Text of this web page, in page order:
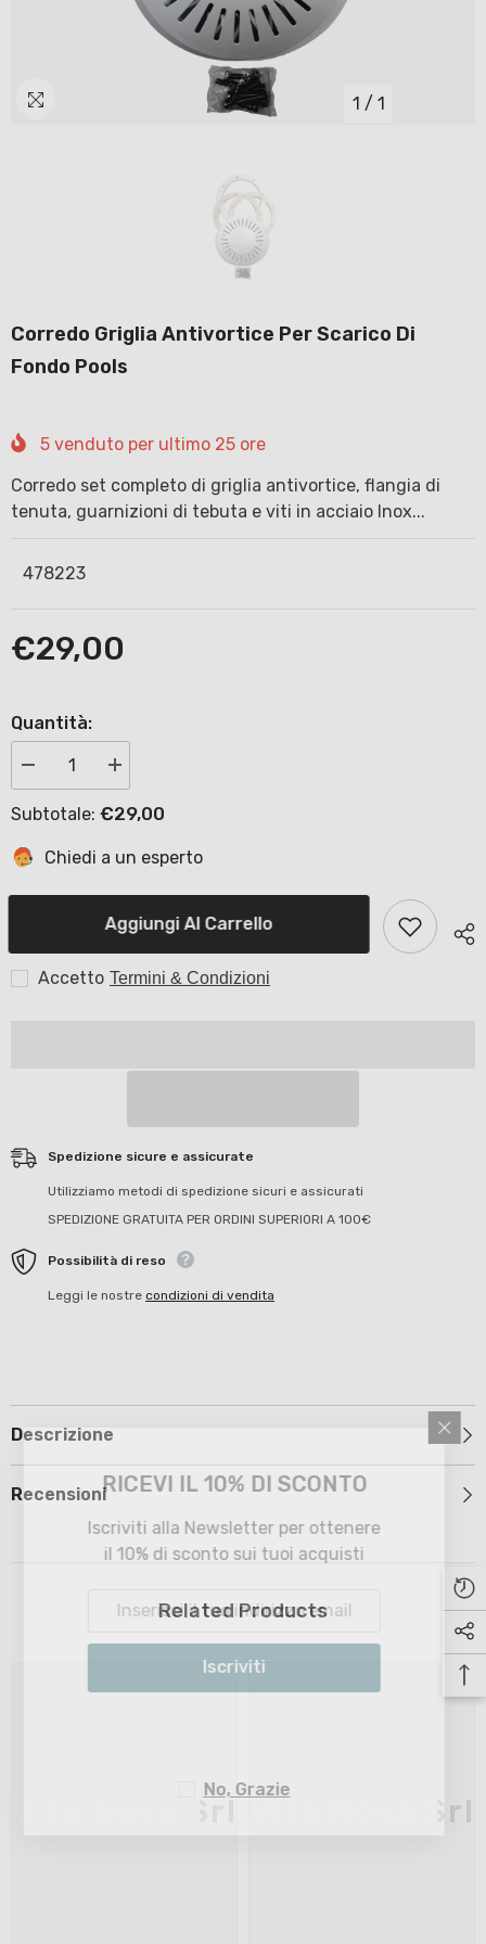
1 / 1
Corredo Griglia Antivortice Per Scarico Di
Fondo Pools
5 venduto per ultimo 25 ore
Corredo set completo di griglia antivortice, flangia di
tenuta, guarnizioni di tebuta e viti in acciaio Inox...
478223
€29,00
Quantità:
Diminuisci
quantità
per
Corredo
antivortice
per
Aumenta
quantità
per
Corredo
antivortice
fondo
Pools
Subtotale: €29,00
Chiedi a un esperto
Aggiungi Al Carrello
Accetto Termini & Condizioni
Spedizione sicure e assicurate
Utilizziamo metodi di spedizione sicuri e assicurati
SPEDIZIONE GRATUITA PER ORDINI SUPERIORI A 100€
Possibilità di reso
Leggi le nostre condizioni di vendita
Descrizione
Recensioni
Related Products
Vita Nova Srl
RICEVI IL 10% DI SCONTO
Iscriviti alla Newsletter per ottenere
il 10% di sconto sui tuoi acquisti
Iscriviti
No, Grazie